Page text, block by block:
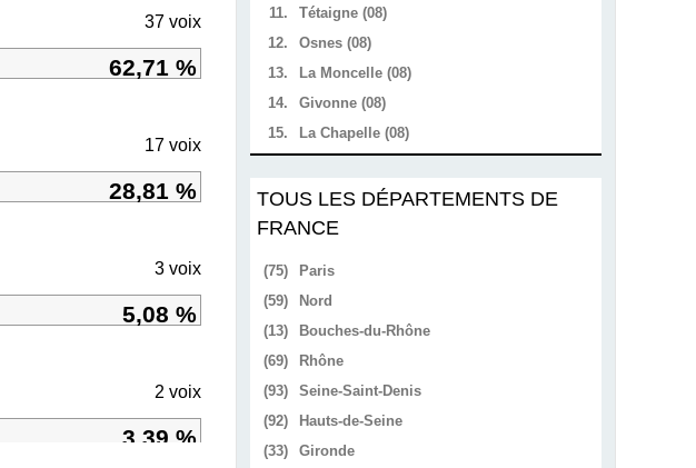
37 voix
62,71 %
17 voix
28,81 %
3 voix
5,08 %
2 voix
3,39 %
11.
Tétaigne (08)
12.
Osnes (08)
13.
La Moncelle (08)
14.
Givonne (08)
15.
La Chapelle (08)
TOUS LES DÉPARTEMENTS DE
FRANCE
(75)
Paris
(59)
Nord
(13)
Bouches-du-Rhône
(69)
Rhône
(93)
Seine-Saint-Denis
(92)
Hauts-de-Seine
(33)
Gironde